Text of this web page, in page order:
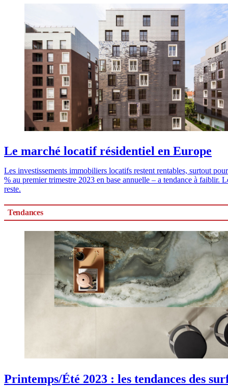
Le marché locatif résidentiel en Europe
Les investissements immobiliers locatifs restent rentables, surtout
% au premier trimestre 2023 en base annuelle – a tendance à faiblir.
reste.
Tendances
Printemps/Été 2023 : les tendances des